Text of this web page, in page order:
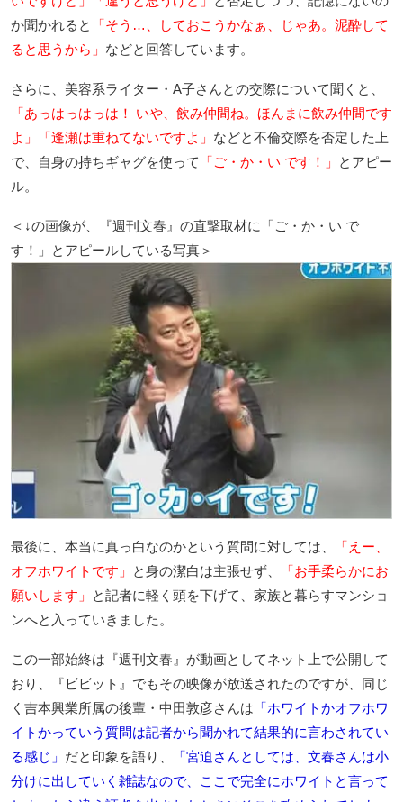
か聞かれると
「そう…、しておこうかなぁ、じゃあ。泥酔して
ると思うから」 などと回答しています。
さらに、美容系ライター・A子さんとの交際について聞くと、
「あっはっはっは！ いや、飲み仲間ね。ほんまに飲み仲間です
よ」「逢瀬は重ねてないですよ」 などと不倫交際を否定した上
で、自身の持ちギャグを使って
「ご・か・い です！」
とアピー
ル。
＜↓の画像が、『週刊文春』の直撃取材に「ご・か・い で
す！」とアピールしている写真＞
最後に、本当に真っ白なのかという質問に対しては、
「えー、
オフホワイトです」
と身の潔白は主張せず、
「お手柔らかにお
願いします」
と記者に軽く頭を下げて、家族と暮らすマンショ
ンへと入っていきました。
この一部始終は『週刊文春』が動画としてネット上で公開して
おり、『ビビット』でもその映像が放送されたのですが、同じ
く吉本興業所属の後輩・中田敦彦さんは 「ホワイトかオフホワ
イトかっていう質問は記者から聞かれて結果的に言わされてい
る感じ」 だと印象を語り、
「宮迫さんとしては、文春さんは小
分けに出していく雑誌なので、ここで完全にホワイトと言って